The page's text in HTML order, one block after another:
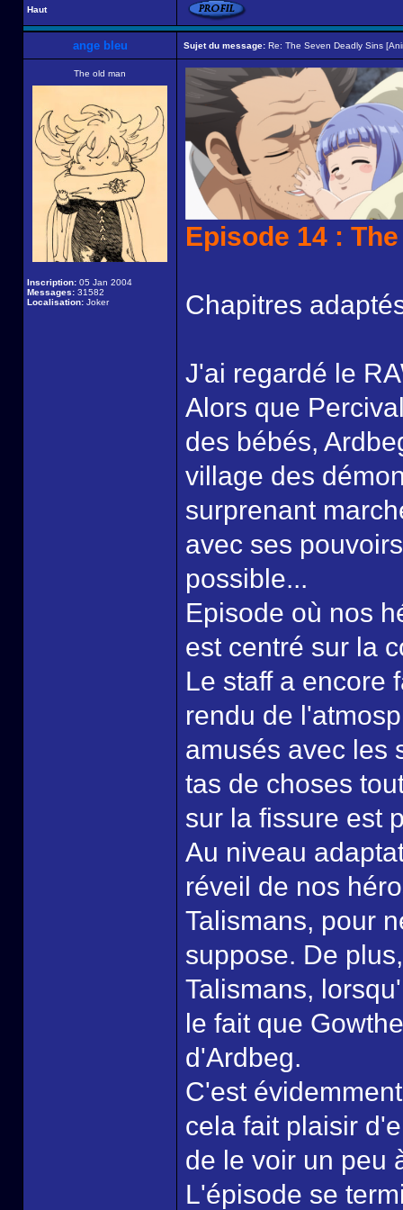
Haut
ange bleu Sujet du message: Re: The Seven Deadly Sins
The old man
Inscription: 05 Jan 2004
Messages: 31582
Localisation: Joker
Episode 14 :
Chapitres
J'ai regardé le
Alors que
des bébés,
village des
surprenant
avec ses
possible...
Episode où nos
est centré sur la
Le staff a encore
rendu de
amusés avec les
tas de choses
sur la fissure est
Au niveau
réveil de nos
Talismans, pour
suppose. De
Talismans,
le fait que
d'Ardbeg.
C'est
cela fait plaisir
de le voir un peu
L'épisode se